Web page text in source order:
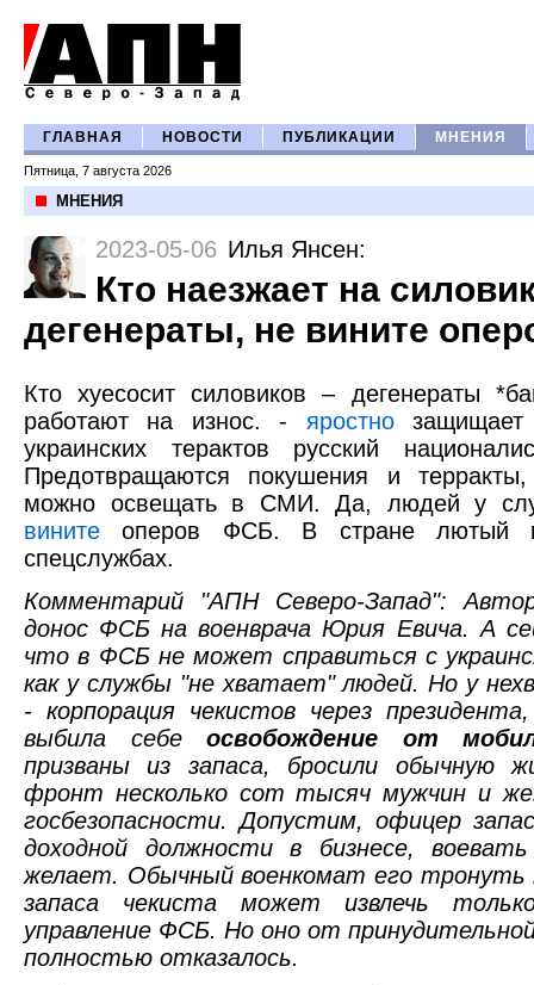
ГЛАВНАЯ НОВОСТИ ПУБЛИКАЦИИ МНЕНИЯ
Пятница, 7 августа 2026
МНЕНИЯ
2023-05-06 Илья Янсен:
Кто наезжает на
дегенераты, не вините
Кто хуесосит силовиков – дегенераты
работают на износ. - яростнозащищает
украинских терактов русский
Предотвращаются покушения и
можно освещать в СМИ. Да, людей у
вините оперов ФСБ. В стране лютый
спецслужбах.
Комментарий "АПН Северо-Запад":
донос ФСБ на военврача Юрия Евича. А
что в ФСБ не может справиться с
как у службы "не хватает" людей. Но у
- корпорация чекистов через
выбила себе освобождение от
призваны из запаса, бросили обычную
фронт несколько сот тысяч мужчин и
госбезопасности. Допустим, офицер
доходной должности в бизнесе,
желает. Обычный военкомат его тронуть
запаса чекиста может извлечь только
управление ФСБ. Но оно от
полностью отказалось.